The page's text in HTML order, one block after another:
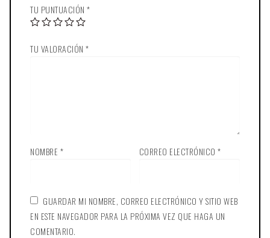
TU PUNTUACIÓN *
TU VALORACIÓN *
NOMBRE * CORREO ELECTRÓNICO*
GUARDAR MI NOMBRE, CORREO ELECTRÓNICO Y SITIO WEB
EN ESTE NAVEGADOR PARA LA PRÓXIMA VEZ QUE HAGA UN
COMENTARIO.